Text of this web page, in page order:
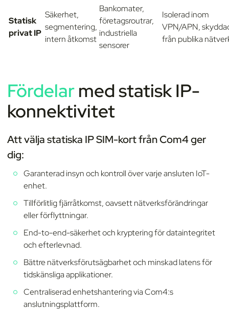
Statisk
privat IP
Säkerhet,
segmentering,
intern åtkomst
Bankomater,
företagsroutrar,
industriella
sensorer
Isolerad inom
VPN/APN,
från publika
Fördelarmed statisk IP-
konnektivitet
Att välja statiska IP SIM-kort från Com4 ger
dig:
Garanterad insyn och kontroll över varje ansluten IoT-
enhet.
Tillförlitlig fjärråtkomst, oavsett nätverksförändringar
eller förflyttningar.
End-to-end-säkerhet och kryptering för dataintegritet
och efterlevnad.
Bättre nätverksförutsägbarhet och minskad latens för
tidskänsliga applikationer.
Centraliserad enhetshantering via Com4:s
anslutningsplattform.